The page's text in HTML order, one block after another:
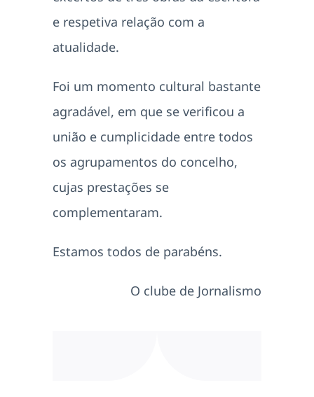
e respetiva relação com a
atualidade.
Foi um momento cultural bastante
agradável, em que se verificou a
união e cumplicidade entre todos
os agrupamentos do concelho,
cujas prestações se
complementaram.
Estamos todos de parabéns.
O clube de Jornalismo